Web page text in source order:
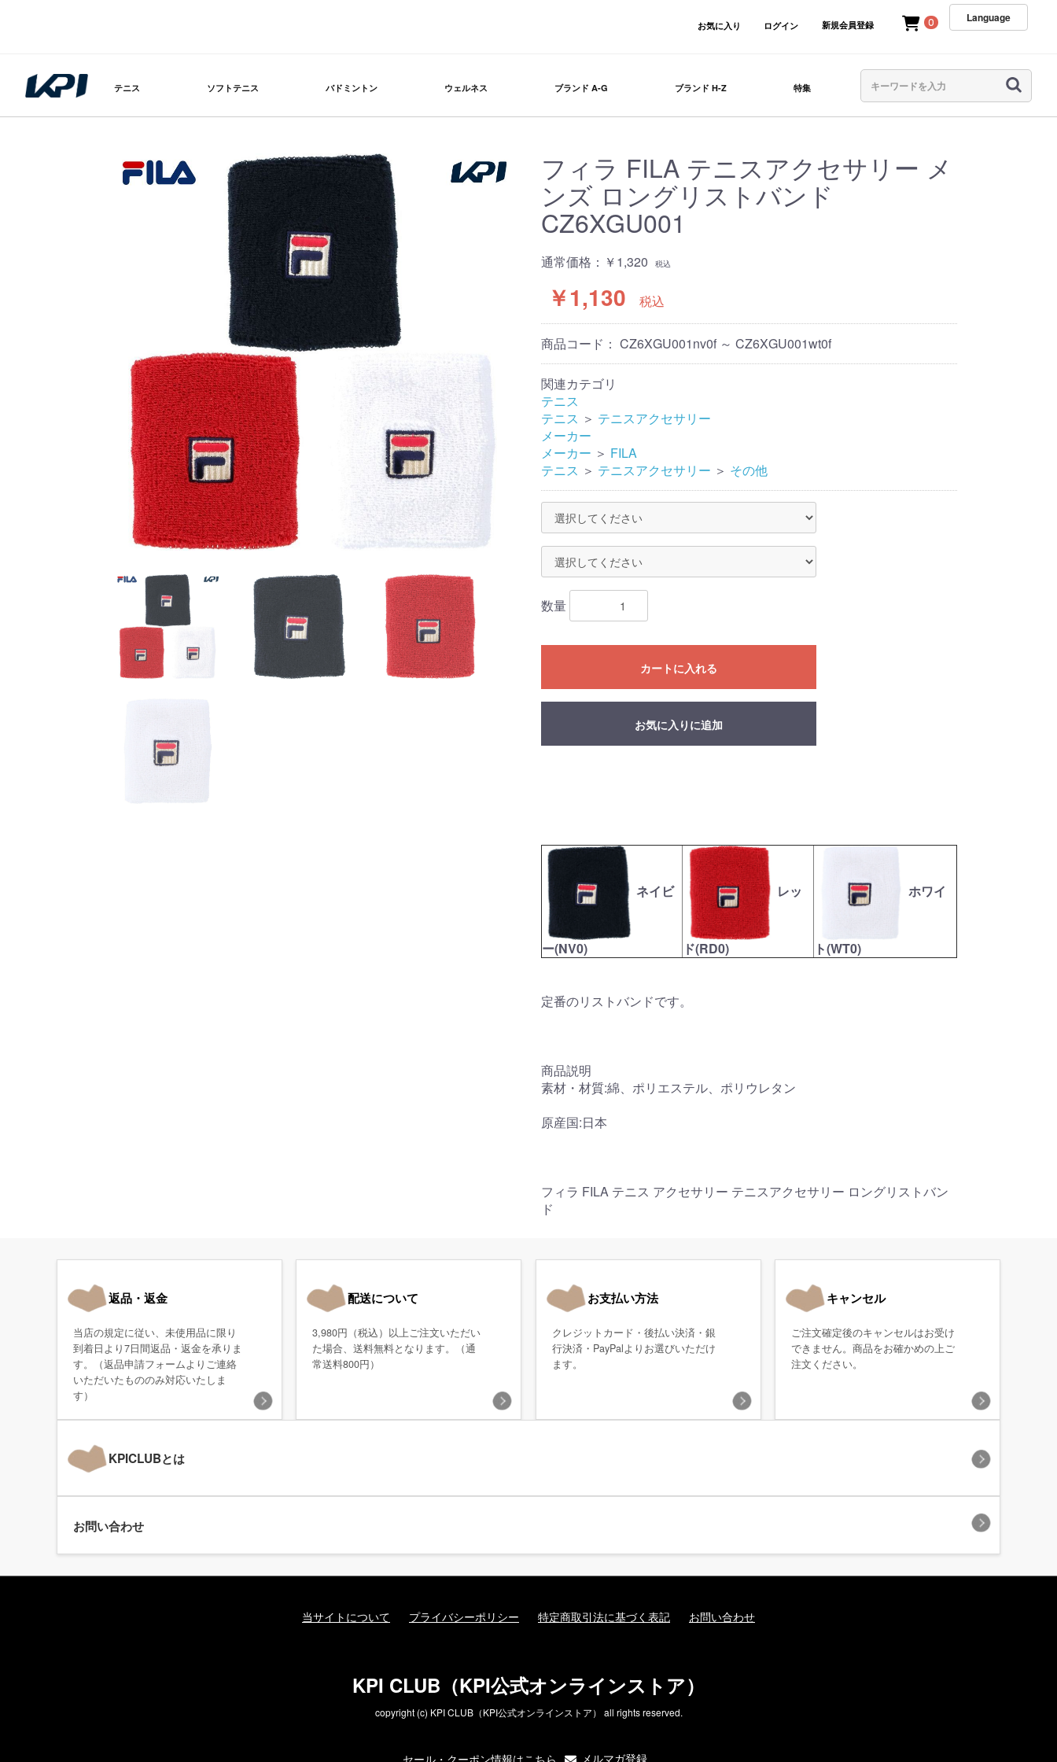
お気に入り ログイン 新規会員登録 0 Language
テニス ソフトテニス バドミントン ウェルネス ブランド A-G ブランド H-Z 特集
フィラ FILA テニスアクセサリー メ
ンズ ロングリストバンド
CZ6XGU001
通常価格： ￥1,320 税込
￥1,130 税込
商品コード： CZ6XGU001nv0f ～ CZ6XGU001wt0f
関連カテゴリ
テニス
テニス ＞ テニスアクセサリー
メーカー
メーカー ＞ FILA
テニス ＞ テニスアクセサリー ＞ その他
数量
カートに入れる
お気に入りに追加
ネイビ
ー(NV0)
レッ
ド(RD0)
ホワイ
ト(WT0)
定番のリストバンドです。
商品説明
素材・材質:綿、ポリエステル、ポリウレタン
原産国:日本
フィラ FILA テニス アクセサリー テニスアクセサリー ロングリストバン
ド
返品・返金
当店の規定に従い、未使用品に限り
到着日より7日間返品・返金を承りま
す。（返品申請フォームよりご連絡
いただいたもののみ対応いたしま
す）
配送について
3,980円（税込）以上ご注文いただい
た場合、送料無料となります。（通
常送料800円）
お支払い方法
クレジットカード・後払い決済・銀
行決済・PayPalよりお選びいただけ
ます。
キャンセル
ご注文確定後のキャンセルはお受け
できません。商品をお確かめの上ご
注文ください。
KPICLUBとは
お問い合わせ
当サイトについて プライバシーポリシー 特定商取引法に基づく表記 お問い合わせ
KPI CLUB（KPI公式オンラインストア）
copyright (c) KPI CLUB（KPI公式オンラインストア） all rights reserved.
メルマガ登録